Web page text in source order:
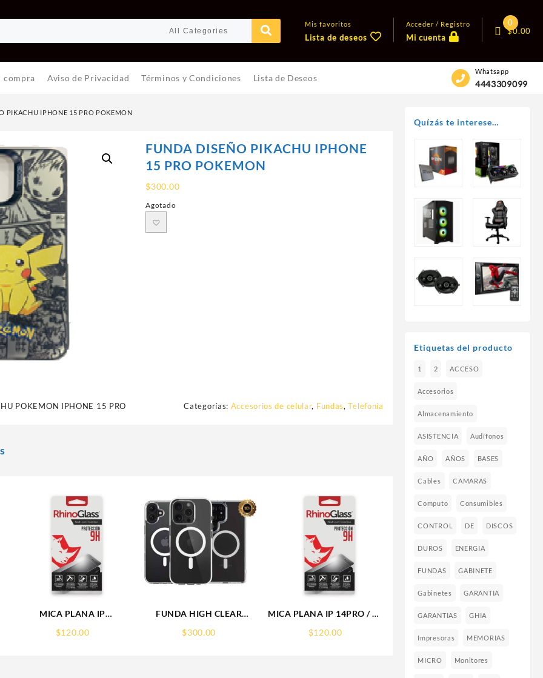
Mis favoritos
Lista de deseos
Acceder / Registro
Mi cuenta
0
$0.00
compra Aviso de Privacidad Términos y Condiciones Lista de Deseos
Whatsapp
4443309099
PIKACHU IPHONE 15 PRO POKEMON
FUNDA DISEÑO PIKACHU IPHONE
15 PRO POKEMON
$300.00
Agotado
POKEMON IPHONE 15 PRO Categorías: Accesorios de celular, Fundas,Telefonía
MICA PLANA IP
9H RHINOGLASS
$120.00
FUNDA HIGH CLEAR
$300.00
MICA PLANA IP 14PRO / 15
$120.00
Quízás te interese…
Etiquetas del producto
1 2 ACCESO
Accesorios
Almacenamiento
ASISTENCIA Audífonos
AÑO AÑOS BASES
Cables CAMARAS
Computo Consumibles
CONTROL DE DISCOS
DUROS ENERGIA
FUNDAS GABINETE
Gabinetes GARANTIA
GARANTIAS GHIA
Impresoras MEMORIAS
MICRO Monitores